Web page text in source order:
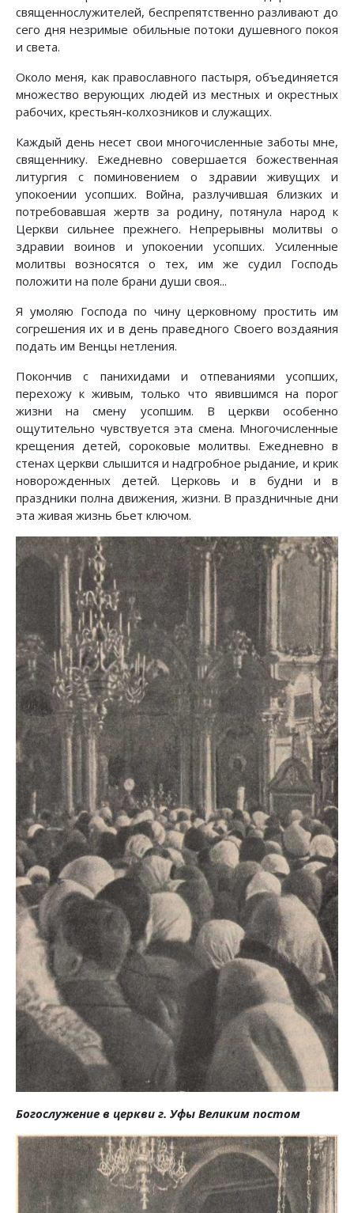
священнослужителей, беспрепятственно разливают до
сего дня незримые обильные потоки душевного покоя
и света.
Около меня, как православного пастыря, объединяется
множество верующих людей из местных и окрестных
рабочих, крестьян-колхозников и служащих.
Каждый день несет свои многочисленные заботы мне,
священнику. Ежедневно совершается божественная
литургия с поминовением о здравии живущих и
упокоении усопших. Война, разлучившая близких и
потребовавшая жертв за родину, потянула народ к
Церкви сильнее прежнего. Непрерывны молитвы о
здравии воинов и упокоении усопших. Усиленные
молитвы возносятся о тех, им же судил Господь
положити на поле брани души своя...
Я умоляю Господа по чину церковному простить им
согрешения их и в день праведного Своего воздаяния
подать им Венцы нетления.
Покончив с панихидами и отпеваниями усопших,
перехожу к живым, только что явившимся на порог
жизни на смену усопшим. В церкви особенно
ощутительно чувствуется эта смена. Многочисленные
крещения детей, сороковые молитвы. Ежедневно в
стенах церкви слышится и надгробное рыдание, и крик
новорожденных детей. Церковь и в будни и в
праздники полна движения, жизни. В праздничные дни
эта живая жизнь бьет ключом.
Богослужение в церкви г. Уфы Великим постом